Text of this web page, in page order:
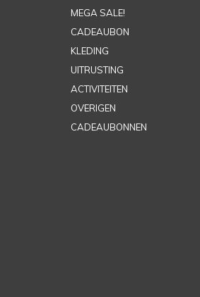
MEGA SALE!
CADEAUBON
KLEDING
UITRUSTING
ACTIVITEITEN
OVERIGEN
CADEAUBONNEN